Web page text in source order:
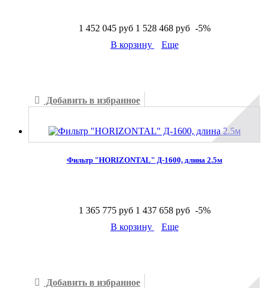
1 452 045 руб 1 528 468 руб -5%
В корзину
Еще
Добавить в избранное
Фильтр "HORIZONTAL" Д-1600, длина 2.5м
1 365 775 руб 1 437 658 руб -5%
В корзину
Еще
Добавить в избранное